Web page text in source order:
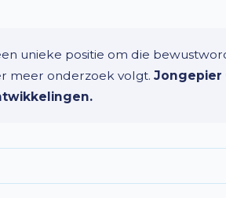
unieke positie om die
meer onderzoek volgt. Jongepier